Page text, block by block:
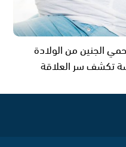
الجنين من الولادة
تكشف سر العلاقة